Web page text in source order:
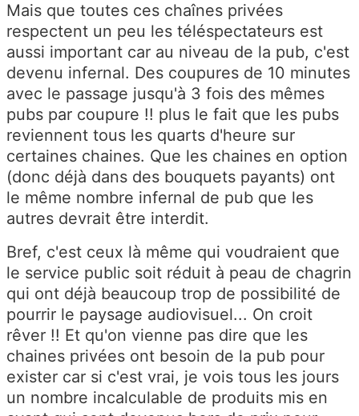
Mais que toutes ces chaînes privées
respectent un peu les téléspectateurs est
aussi important car au niveau de la pub, c'est
devenu infernal. Des coupures de 10 minutes
avec le passage jusqu'à 3 fois des mêmes
pubs par coupure !! plus le fait que les pubs
reviennent tous les quarts d'heure sur
certaines chaines. Que les chaines en option
(donc déjà dans des bouquets payants) ont
le même nombre infernal de pub que les
autres devrait être interdit.
Bref, c'est ceux là même qui voudraient que
le service public soit réduit à peau de chagrin
qui ont déjà beaucoup trop de possibilité de
pourrir le paysage audiovisuel... On croit
rêver !! Et qu'on vienne pas dire que les
chaines privées ont besoin de la pub pour
exister car si c'est vrai, je vois tous les jours
un nombre incalculable de produits mis en